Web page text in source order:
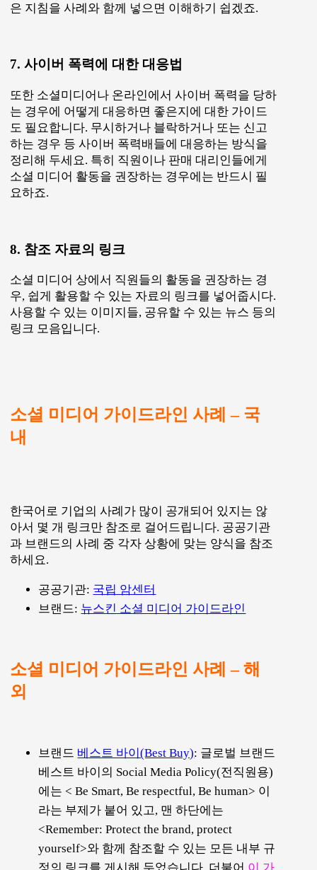
은 지침을 사례와 함께 넣으면 이해하기 쉽겠죠.
7. 사이버 폭력에 대한 대응법
또한 소셜미디어나 온라인에서 사이버 폭력을 당하
는 경우에 어떻게 대응하면 좋은지에 대한 가이드
도 필요합니다. 무시하거나 블락하거나 또는 신고
하는 경우 등 사이버 폭력배들에 대응하는 방식을
정리해 두세요. 특히 직원이나 판매 대리인들에게
소셜 미디어 활동을 권장하는 경우에는 반드시 필
요하죠.
8. 참조 자료의 링크
소셜 미디어 상에서 직원들의 활동을 권장하는 경
우, 쉽게 활용할 수 있는 자료의 링크를 넣어줍시다.
사용할 수 있는 이미지들, 공유할 수 있는 뉴스 등의
링크 모음입니다.
소셜 미디어 가이드라인 사례 – 국
내
한국어로 기업의 사례가 많이 공개되어 있지는 않
아서 몇 개 링크만 참조로 걸어드립니다. 공공기관
과 브랜드의 사례 중 각자 상황에 맞는 양식을 참조
하세요.
공공기관: 국립 암센터
브랜드: 뉴스킨 소셜 미디어 가이드라인
소셜 미디어 가이드라인 사례 – 해
외
브랜드 베스트 바이(Best Buy): 글로벌 브랜드
베스트 바이의 Social Media Policy(전직원용)
에는 < Be Smart, Be respectful, Be human> 이
라는 부제가 붙어 있고, 맨 하단에는
<Remember: Protect the brand, protect
yourself>와 함께 참조할 수 있는 모든 내부 규